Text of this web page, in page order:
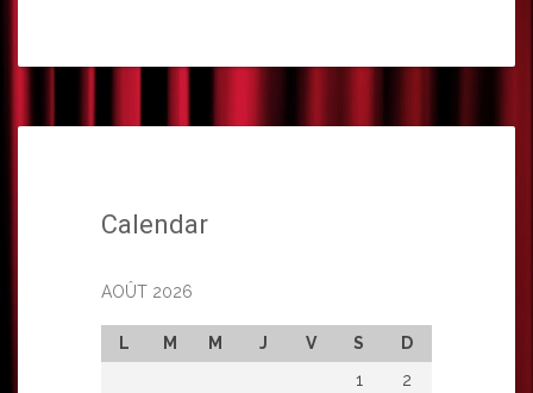
Calendar
AOÛT 2026
L M M J V S
D
1
2